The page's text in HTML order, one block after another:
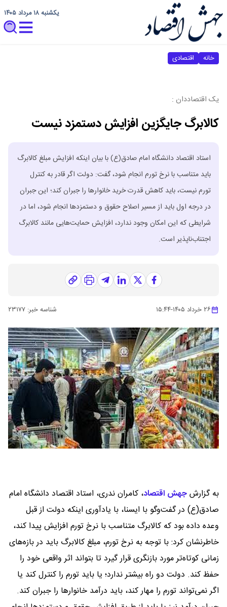
یکشنبه ۱۸ مرداد ۱۴۰۵
خانه اقتصادی
یک اقتصاددان :
کالابرگ جایگزین افزایش دستمزد نیست
استاد اقتصاد دانشگاه امام صادق(ع) با بیان اینکه افزایش مبلغ کالابرگ
باید متناسب با نرخ تورم انجام شود، گفت: دولت اگر قادر به کنترل
تورم نیست، باید کاهش قدرت خرید خانوارها را جبران کند؛ این جبران
در درجه اول باید از مسیر اصلاح حقوق و دستمزدها انجام شود، اما در
شرایطی که این امکان وجود ندارد، افزایش حمایت‌هایی مانند کالابرگ
اجتناب‌ناپذیر است.
۲۶ خرداد ۱۴۰۵ -۱۵:۴۴ شناسه خبر: ۲۳۱۷۷
به گزارشجهش اقتصاد، کامران ندری، استاد اقتصاد دانشگاه امام
صادق(ع) در گفت‌وگو با ایسنا، با یادآوری اینکه دولت از قبل
وعده داده بود که کالابرگ متناسب با نرخ تورم افزایش پیدا کند،
خاطرنشان کرد: با توجه به نرخ تورم، مبلغ کالابرگ باید در بازه‌های
زمانی کوتاه‌تر مورد بازنگری قرار گیرد تا بتواند اثر واقعی خود را
حفظ کند. دولت دو راه بیشتر ندارد؛ یا باید تورم را کنترل کند یا
اگر نمی‌تواند تورم را مهار کند، باید درآمد خانوارها را جبران کند.